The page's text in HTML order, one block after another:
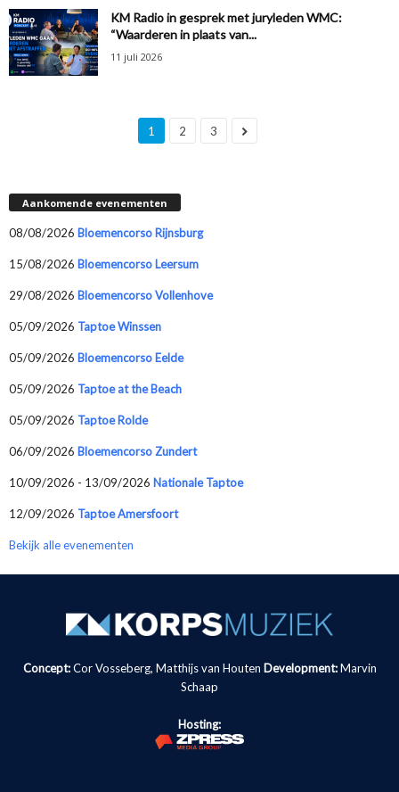
KM Radio in gesprek met juryleden WMC:
“Waarderen in plaats van...
11 juli 2026
1 2 3
Aankomende evenementen
08/08/2026 Bloemencorso Rijnsburg
15/08/2026 Bloemencorso Leersum
29/08/2026 Bloemencorso Vollenhove
05/09/2026 Taptoe Winssen
05/09/2026 Bloemencorso Eelde
05/09/2026 Taptoe at the Beach
05/09/2026 Taptoe Rolde
06/09/2026 Bloemencorso Zundert
10/09/2026 - 13/09/2026 Nationale Taptoe
12/09/2026 Taptoe Amersfoort
Bekijk alle evenementen
Concept:Cor Vosseberg, Matthijs van Houten Development: Marvin
Schaap
Hosting: